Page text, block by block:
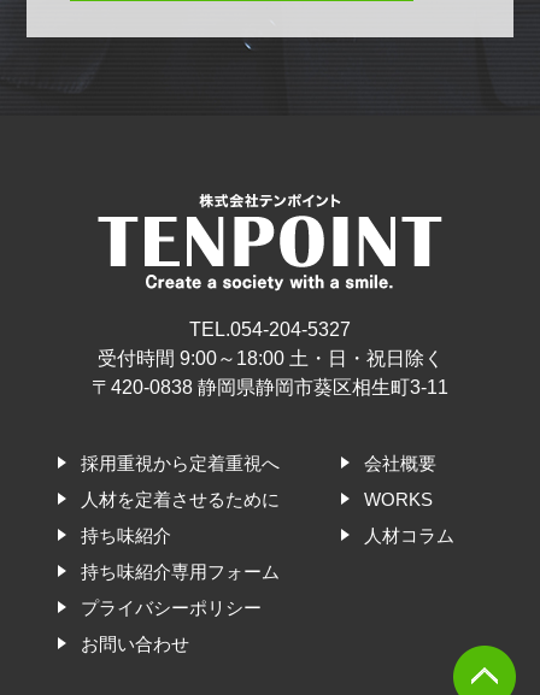
TEL.054-204-5327
受付時間 9:00～18:00 土・日・祝日除く
〒420-0838 静岡県静岡市葵区相生町3-11
採用重視から定着重視へ
人材を定着させるために
持ち味紹介
会社概要
WORKS
人材コラム
持ち味紹介専用フォーム
プライバシーポリシー
お問い合わせ